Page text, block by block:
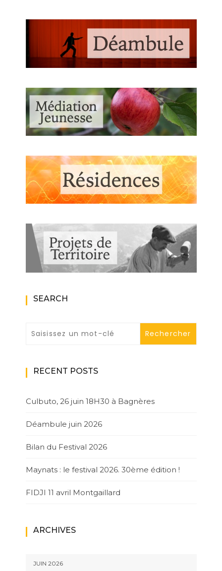
SEARCH
RECENT POSTS
Culbuto, 26 juin 18H30 à Bagnères
Déambule juin 2026
Bilan du Festival 2026
Maynats : le festival 2026. 30ème édition !
FIDJI 11 avril Montgaillard
ARCHIVES
JUIN 2026